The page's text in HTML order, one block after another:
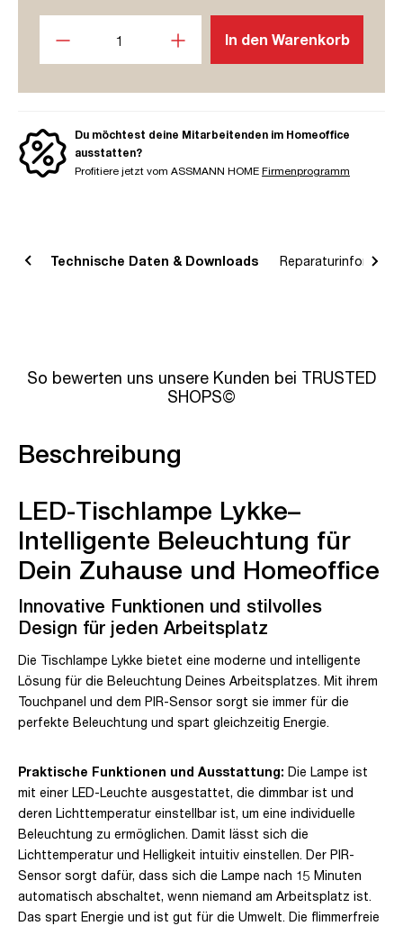
In den Warenkorb
Du möchtest deine Mitarbeitenden im Homeoffice
ausstatten?
Profitiere jetzt vom ASSMANN HOME Firmenprogramm
Technische Daten & Downloads
So bewerten uns unsere Kunden bei TRUSTED
SHOPS©
Beschreibung
LED-Tischlampe Lykke–
Intelligente Beleuchtung für
Dein Zuhause und Homeoffice
Innovative Funktionen und stilvolles
Design für jeden Arbeitsplatz
Die Tischlampe Lykke bietet eine moderne und intelligente
Lösung für die Beleuchtung Deines Arbeitsplatzes. Mit ihrem
Touchpanel und dem PIR-Sensor sorgt sie immer für die
perfekte Beleuchtung und spart gleichzeitig Energie.
Praktische Funktionen und Ausstattung: Die Lampe ist
mit einer LED-Leuchte ausgestattet, die dimmbar ist und
deren Lichttemperatur einstellbar ist, um eine individuelle
Beleuchtung zu ermöglichen. Damit lässt sich die
Lichttemperatur und Helligkeit intuitiv einstellen. Der PIR-
Sensor sorgt dafür, dass sich die Lampe nach 15 Minuten
automatisch abschaltet, wenn niemand am Arbeitsplatz ist.
Das spart Energie und ist gut für die Umwelt. Die flimmerfreie